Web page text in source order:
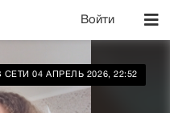
Войти
04 АПРЕЛЬ 2026, 22:52